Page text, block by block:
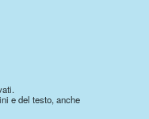
e del testo, anche